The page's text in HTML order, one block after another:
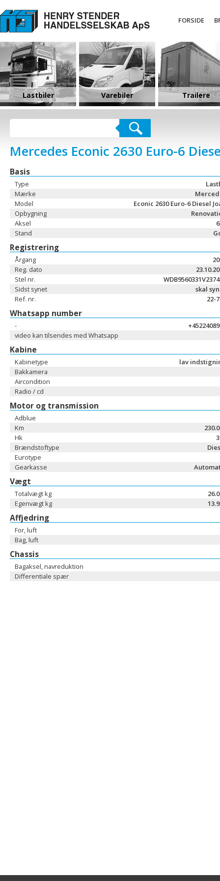
FORSIDE
Lastbiler Varebiler Trailere
Mercedes Econic 2630 Euro-6
Basis
Type
Mærke
Model
Econic 2630 Euro-6 Diesel
Opbygning
Aksel
Stand
Registrering
Årgang
Reg. dato
Stel nr.
Sidst synet
skal
Ref. nr.
22-
Whatsapp number
-
video kan tilsendes med Whatsapp
Kabine
Kabinetype
lav
Bakkamera
Aircondition
Radio / cd
Motor og transmission
Adblue
Km
Hk
Brændstoftype
Eurotype
Gearkasse
Vægt
Totalvægt kg
Egenvægt kg
Affjedring
For, luft
Bag, luft
Chassis
Bagaksel, navreduktion
Differentiale spær